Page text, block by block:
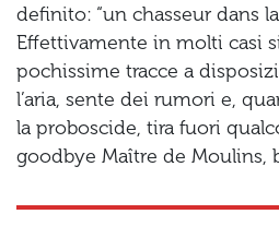
definito: “un chasseur dans
Effettivamente in molti casi
pochissime tracce a
l’aria, sente dei rumori e,
la proboscide, tira fuori
goodbye Maître de Moulins,